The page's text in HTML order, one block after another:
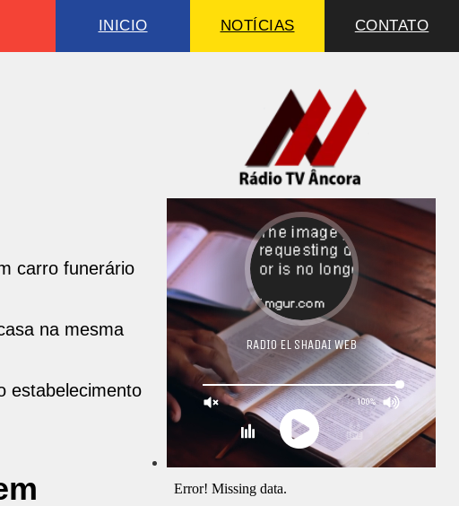
INICIO NOTÍCIAS CONTATO
carro funerário
na mesma
estabelecimento